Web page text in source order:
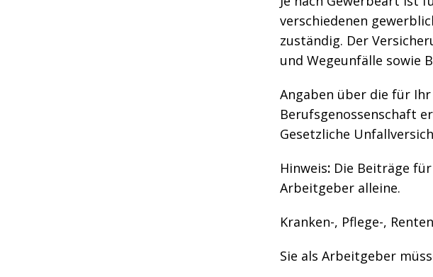
verschiedenen
zuständig. Der
und Wegeunfälle sowie
Angaben über die für
Berufsgenossenschaft
Gesetzliche
Hinweis:Die Beiträge für
Arbeitgeber alleine.
Kranken-, Pflege-,
Sie als Arbeitgeber